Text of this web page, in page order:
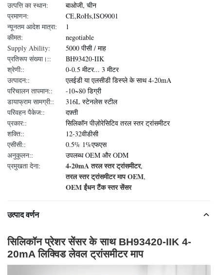
उत्पत्ति का स्थान:
बाओजी, चीन
प्रमाणन:
CE,RoHs,ISO9001
न्यूनतम आदेश मात्रा:
1
कीमत:
negotiable
Supply Ability:
5000 पीसी / माह
प्रतिरूप संख्या।::
BH93420-IIK
श्रेणी::
0-0.5 मीटर... 3 मीटर
उत्पादन::
एलईडी या एलसीडी डिस्प्ले के साथ 4-20mA
परिचालन तापमान::
-10~80 डिग्री
डायाफ्राम सामग्री::
316L स्टेनलेस स्टील
परिवहन पैकेज::
दफ़्ती
प्रकार::
सिलिकॉन पीज़ोरेसिटिव तरल स्तर ट्रांसमीटर
शक्ति::
12-32वीडीसी
एसीसी::
0.5% 1%एफएस
अनुकूलन::
उपलब्ध OEM और ODM
प्रमुखता देना:
4-20mA तरल स्तर ट्रांसमीटर,
तरल स्तर ट्रांसमीटर माप OEM,
OEM ईंधन टैंक स्तर सेंसर
उत्पाद वर्णन
सिलिकॉन प्रेशर सेंसर के साथ BH93420-IIK 4-
20mA लिक्विड लेवल ट्रांसमीटर माप